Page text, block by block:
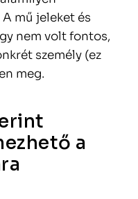
mű jeleket és
nem volt fontos,
személy (ez
meg.
a